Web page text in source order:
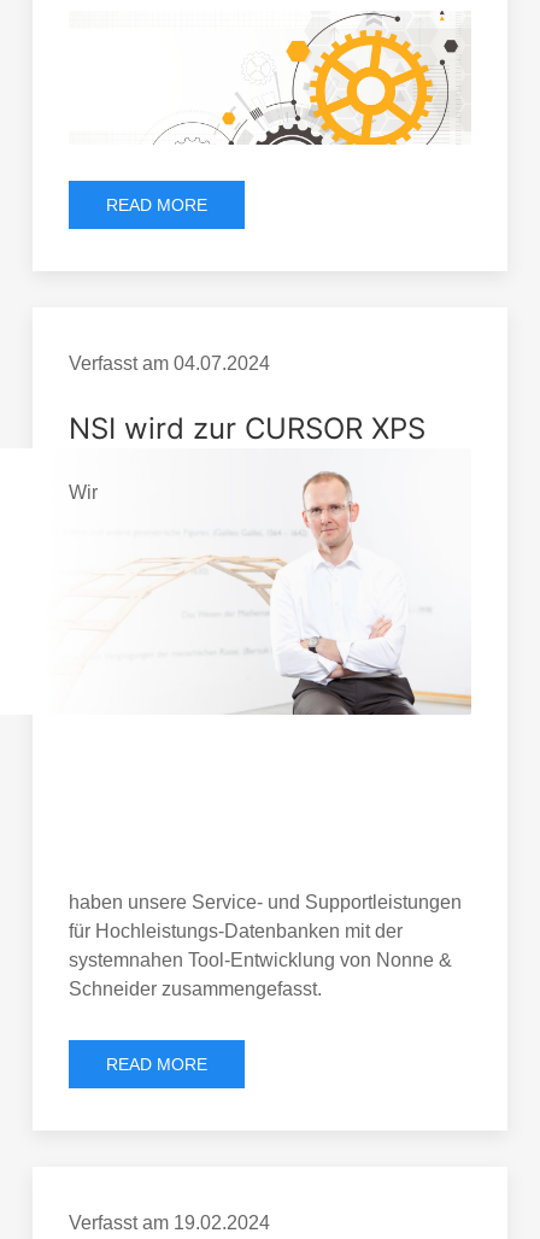
READ MORE
Verfasst am 04.07.2024
NSI wird zur CURSOR XPS
Wir
haben unsere Service- und Supportleistungen
für Hochleistungs-Datenbanken mit der
systemnahen Tool-Entwicklung von Nonne &
Schneider zusammengefasst.
READ MORE
Verfasst am 19.02.2024